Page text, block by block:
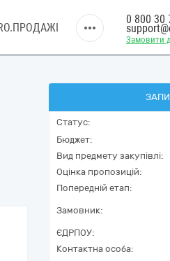
Замовити
0 800 30
Статус:
Бюджет:
Вид предмету закупівлі:
Оцінка пропозицій:
Попередній етап:
Замовник:
ЄДРПОУ:
Контактна особа: